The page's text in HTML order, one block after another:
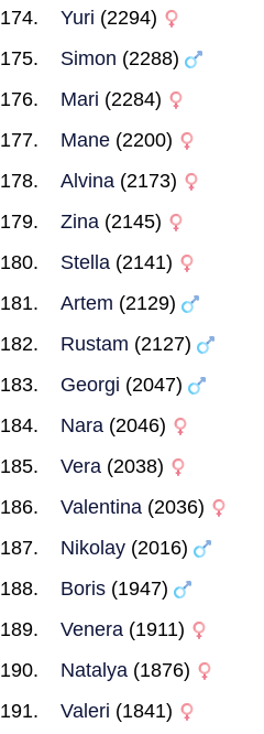
Yuri (2294)
Simon (2288)
Mari (2284)
Mane (2200)
Alvina (2173)
Zina (2145)
Stella (2141)
Artem (2129)
Rustam (2127)
Georgi (2047)
Nara (2046)
Vera (2038)
Valentina (2036)
Nikolay (2016)
Boris (1947)
Venera (1911)
Natalya (1876)
Valeri (1841)